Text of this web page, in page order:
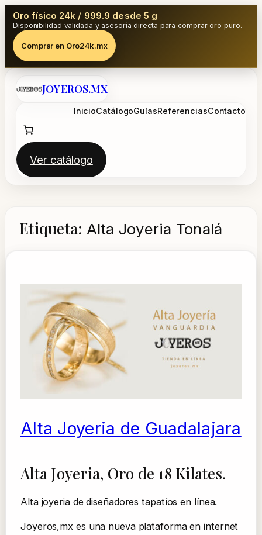
Oro físico 24k / 999.9 desde 5 g
Disponibilidad validada y asesoría directa para comprar oro puro.
Comprar en Oro24k.mx
Saltar
JOYEROS.MX
InicioCatálogoGuíasReferenciasContacto
Ver catálogo
Etiqueta: Alta Joyeria Tonalá
Alta Joyeria de Guadalajara
Alta Joyeria, Oro de 18 Kilates.
Alta joyeria de diseñadores tapatíos en línea.
Joyeros,mx es una nueva plataforma en internet